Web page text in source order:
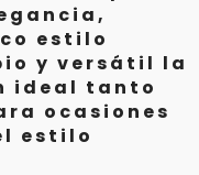
estilo
y versátil la
ideal tanto
ocasiones
estilo